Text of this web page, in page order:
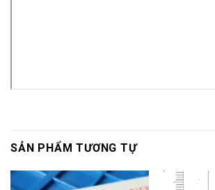
SẢN PHẨM TƯƠNG TỰ